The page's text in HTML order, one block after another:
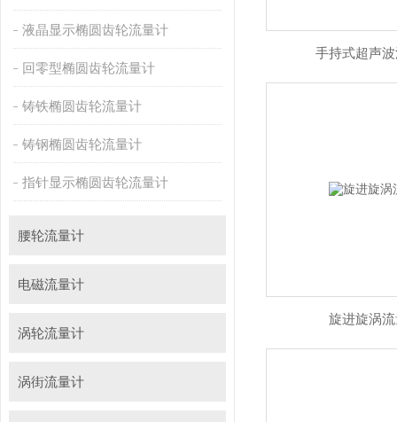
液晶显示椭圆齿轮流量计
回零型椭圆齿轮流量计
铸铁椭圆齿轮流量计
铸钢椭圆齿轮流量计
指针显示椭圆齿轮流量计
腰轮流量计
电磁流量计
涡轮流量计
涡街流量计
手持式超声
旋进旋涡